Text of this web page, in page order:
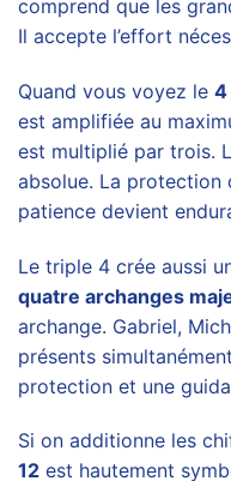
comprend que les
Il accepte l’effort
Quand vous voyez le 4
est amplifiée au
est multiplié par trois.
absolue. La
patience devient
Le triple 4 crée aussi
quatre archanges
archange. Gabriel,
présents
protection et une
Si on additionne les
12 est hautement